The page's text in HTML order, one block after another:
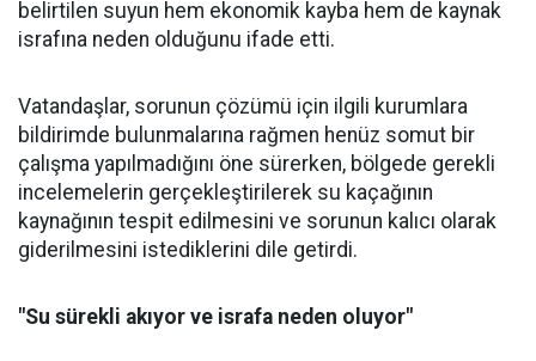
belirtilen suyun hem ekonomik kayba hem de kaynak
israfına neden olduğunu ifade etti.
Vatandaşlar, sorunun çözümü için ilgili kurumlara
bildirimde bulunmalarına rağmen henüz somut bir
çalışma yapılmadığını öne sürerken, bölgede gerekli
incelemelerin gerçekleştirilerek su kaçağının
kaynağının tespit edilmesini ve sorunun kalıcı olarak
giderilmesini istediklerini dile getirdi.
"Su sürekli akıyor ve israfa neden oluyor"